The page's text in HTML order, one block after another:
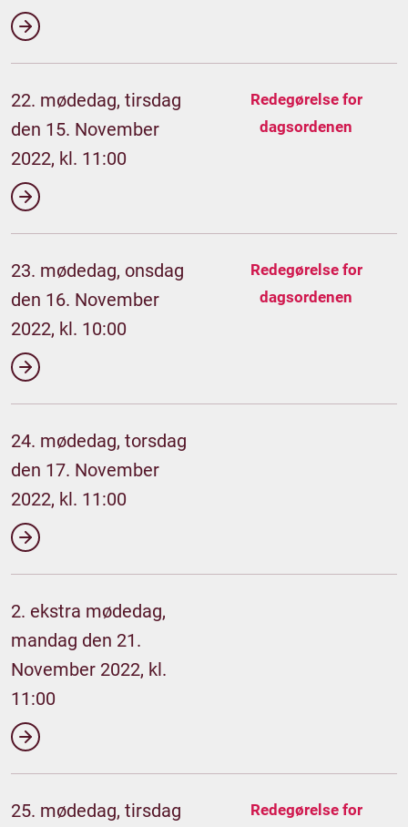
22. mødedag, tirsdag
den 15. November
2022, kl. 11:00
Redegørelse for
dagsordenen
23. mødedag, onsdag
den 16. November
2022, kl. 10:00
Redegørelse for
dagsordenen
24. mødedag, torsdag
den 17. November
2022, kl. 11:00
2. ekstra mødedag,
mandag den 21.
November 2022, kl.
11:00
25. mødedag, tirsdag
Redegørelse for